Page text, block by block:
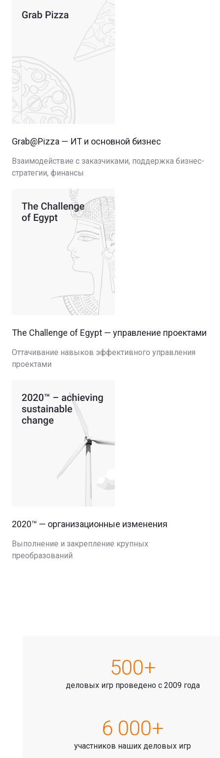
Grab@Pizza — ИТ и основной бизнес
Взаимодействие с заказчиками, поддержка бизнес-
стратегии, финансы
The Challenge of Egypt — управление проектами
Оттачивание навыков эффективного управления
проектами
2020™ — организационные изменения
Выполнение и закрепление крупных
преобразований
500+
деловых игр проведено с 2009 года
6 000+
участников наших деловых игр